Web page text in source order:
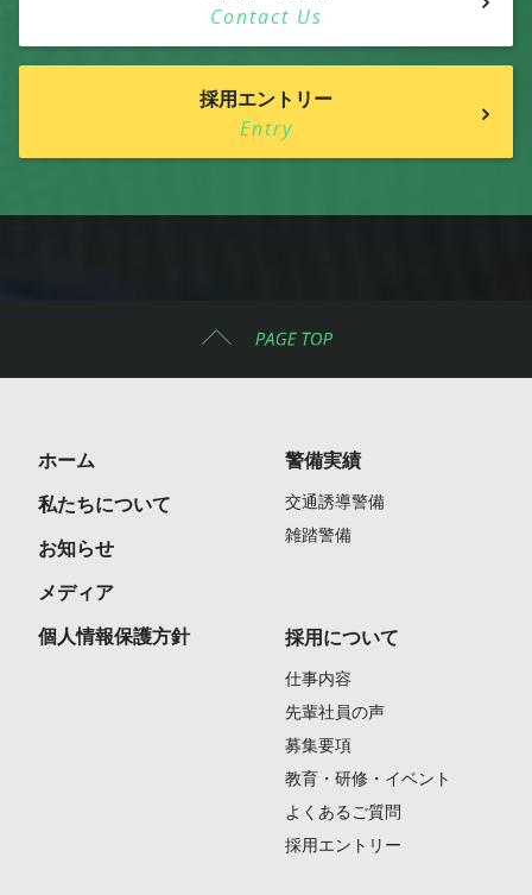
Contact Us
採用エントリー
Entry
ホーム
私たちについて
お知らせ
メディア
個人情報保護方針
警備実績
交通誘導警備
雑踏警備
採用について
仕事内容
先輩社員の声
募集要項
教育・研修・イベント
よくあるご質問
採用エントリー